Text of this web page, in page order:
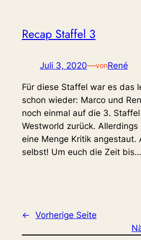
Recap Staffel 3
Juli 3, 2020—vonRené
Für diese Staffel war es das
schon wieder: Marco und
noch einmal auf die 3.
Westworld zurück. Allerdings
eine Menge Kritik angestaut.
selbst! Um euch die Zeit bis…
← Vorherige Seite